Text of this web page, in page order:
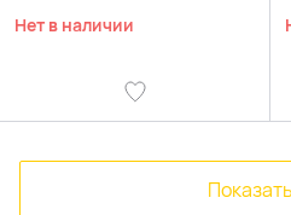
Нет в наличии